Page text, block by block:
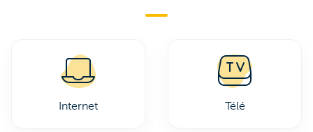
Internet Télé